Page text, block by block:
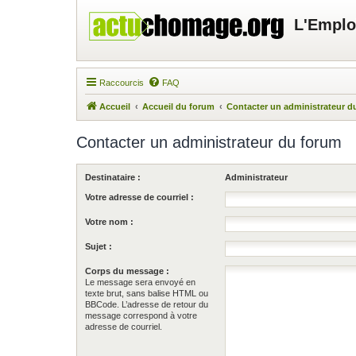
Raccourcis FAQ
Accueil Accueil du forum Contacter un administrateur
Contacter un administrateur du forum
Destinataire : Administrateur
Votre adresse de courriel :
Votre nom :
Sujet :
Corps du message :
Le message sera envoyé en
texte brut, sans balise HTML ou
BBCode. L’adresse de retour du
message correspond à votre
adresse de courriel.